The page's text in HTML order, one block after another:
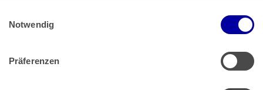
Impressum
Notwendig
Präferenzen